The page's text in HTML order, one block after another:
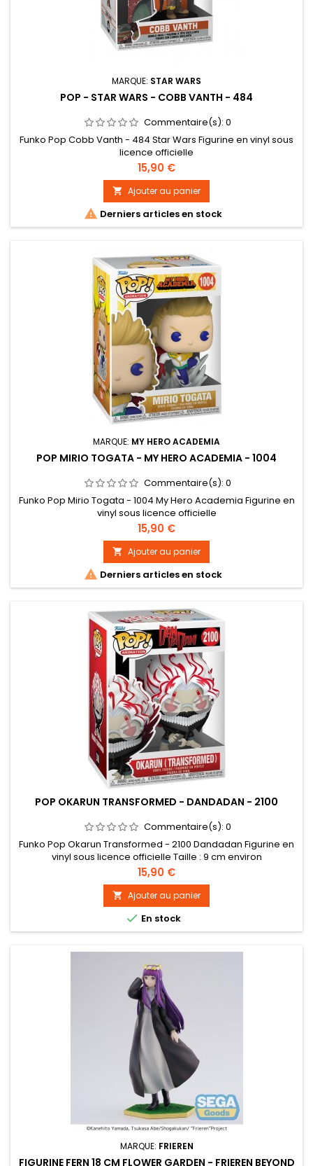
MARQUE: STAR WARS
POP - STAR WARS - COBB VANTH - 484
Commentaire(s): 0
Funko Pop Cobb Vanth - 484 Star Wars Figurine en vinyl sous
licence officielle
Prix
15,90 €
 Ajouter au panier
 Derniers articles en stock
MARQUE: MY HERO ACADEMIA
POP MIRIO TOGATA - MY HERO ACADEMIA - 1004
Commentaire(s): 0
Funko Pop Mirio Togata - 1004 My Hero Academia Figurine en
vinyl sous licence officielle
Prix
15,90 €
 Ajouter au panier
 Derniers articles en stock
POP OKARUN TRANSFORMED - DANDADAN - 2100
Commentaire(s): 0
Funko Pop Okarun Transformed - 2100 Dandadan Figurine en
vinyl sous licence officielle Taille : 9 cm environ
Prix
15,90 €
 Ajouter au panier
 En stock
MARQUE: FRIEREN
FIGURINE FERN 18 CM FLOWER GARDEN - FRIEREN BEYOND